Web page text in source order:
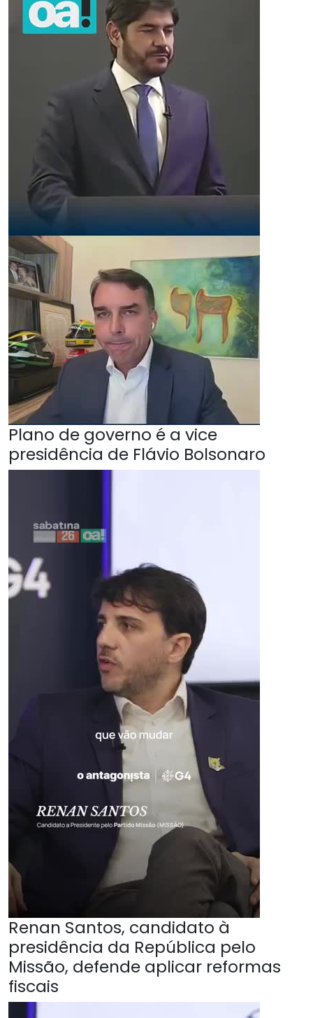
Plano de governo é a vice
presidência de Flávio Bolsonaro
Renan Santos, candidato à
presidência da República pelo
Missão, defende aplicar reformas
fiscais